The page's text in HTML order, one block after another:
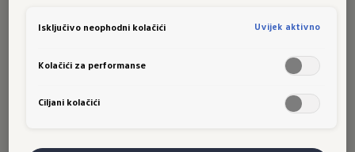
zakamuflirani. Tako postaje jasno da su dizajneri
automobila iz 2017. u serijsku verziju iz 2022.
Isključivo neophodni kolačići Uvijek aktivno
Kolačići za performanse
Ciljani kolačići